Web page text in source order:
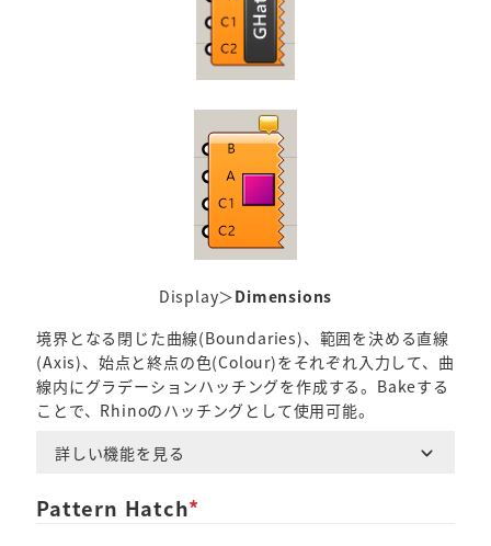
Display＞Dimensions
境界となる閉じた曲線(Boundaries)、範囲を決める直線
(Axis)、始点と終点の色(Colour)をそれぞれ入力して、曲
線内にグラデーションハッチングを作成する。Bakeする
ことで、Rhinoのハッチングとして使用可能。
詳しい機能を見る
Pattern Hatch*